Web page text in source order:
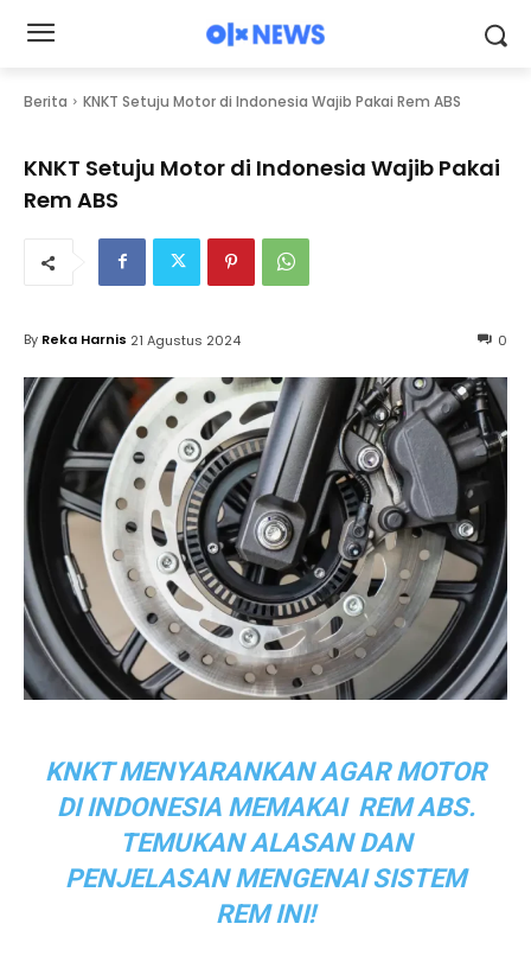
Berita KNKT Setuju Motor di Indonesia Wajib Pakai Rem ABS
KNKT Setuju Motor di Indonesia Wajib Pakai
Rem ABS
0
By Reka Harnis 21 Agustus 2024
KNKT MENYARANKAN AGAR MOTOR
DI INDONESIA MEMAKAI REM ABS.
TEMUKAN ALASAN DAN
PENJELASAN MENGENAI SISTEM
REM INI!